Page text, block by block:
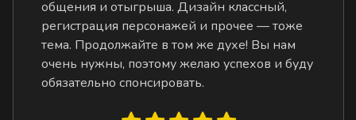
общения и отыгрыша. Дизайн классный,
регистрация персонажей и прочее — тоже
тема. Продолжайте в том же духе! Вы нам
очень нужны, поэтому желаю успехов и буду
обязательно спонсировать.